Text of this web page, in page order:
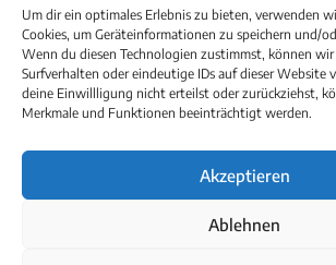
Um dir ein optimales Erlebnis zu bieten, verwenden
Cookies, um Geräteinformationen zu speichern und/
Wenn du diesen Technologien zustimmst, können
Surfverhalten oder eindeutige IDs auf dieser Website
deine Einwillligung nicht erteilst oder zurückziehst,
Merkmale und Funktionen beeinträchtigt werden.
Akzeptieren
Ablehnen
Wetterdienst
Wasserstände
Schiffsverkehr